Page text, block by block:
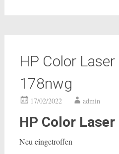
HP Color
178nwg
17/02/2022 admin
HP Color
Neu eingetroffen